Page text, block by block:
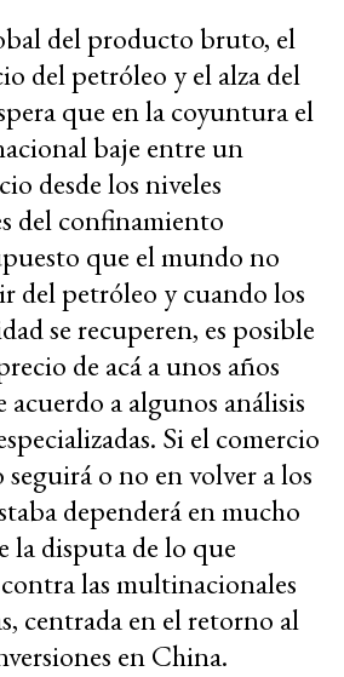
del producto bruto, el
del petróleo y el alza del
que en la coyuntura el
baje entre un
desde los niveles
del confinamiento
que el mundo no
del petróleo y cuando los
se recuperen, es posible
de acá a unos años
a algunos análisis
Si el comercio
o no en volver a los
dependerá en mucho
la disputa de lo que
las multinacionales
centrada en el retorno al
en China.